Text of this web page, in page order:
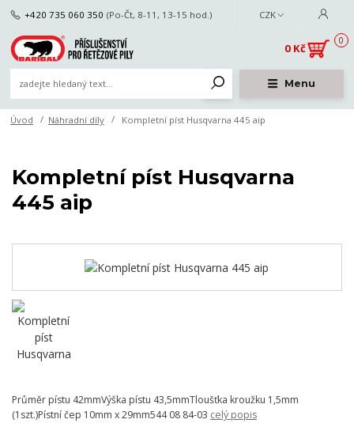
Menu
CZK
+420 735 060 350 (Po-Čt, 8-11, 13-15 hod.)
0
0 Kč
Úvod Náhradní díly Kompletní píst Husqvarna 445 aip
Kompletní píst Husqvarna
445 aip
Průměr pístu 42mmVýška pístu 43,5mmTloušťka kroužku 1,5mm
(1szt.)Pístní čep 10mm x 29mm544 08 84-03 celý popis